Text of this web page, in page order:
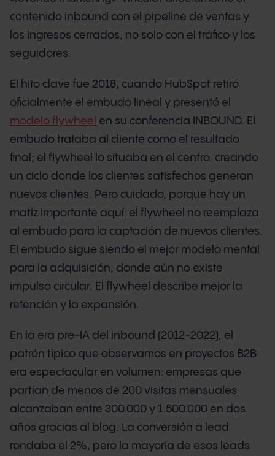
contenido inbound con el pipeline de ventas y
los ingresos cerrados, no solo con el tráfico y los
seguidores.
El hito clave fue 2018, cuando HubSpot retiró
oficialmente el embudo lineal y presentó el
modelo flywheel en su conferencia INBOUND. El
embudo trataba al cliente como el resultado
final; el flywheel lo situaba en el centro, creando
un ciclo donde los clientes satisfechos generan
nuevos clientes. Pero cuidado, porque hay un
matiz importante aquí: el flywheel no reemplaza
al embudo para la captación de nuevos clientes.
El embudo sigue siendo el mejor modelo mental
para la adquisición, donde aún no existe
impulso circular. El flywheel describe mejor la
retención y la expansión.
En la era pre-IA del inbound (2012-2022), el
patrón típico que observamos en proyectos B2B
era espectacular en volumen: empresas que
partían de menos de 200 visitas mensuales
alcanzaban entre 300.000 y 1.500.000 en dos
años gracias al blog. La conversión a lead
rondaba el 2%, pero la mayoría de esos leads